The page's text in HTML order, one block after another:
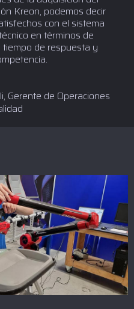
Kreon, podemos decir
con el sistema
en términos de
tiempo de respuesta y
Gerente de Operaciones